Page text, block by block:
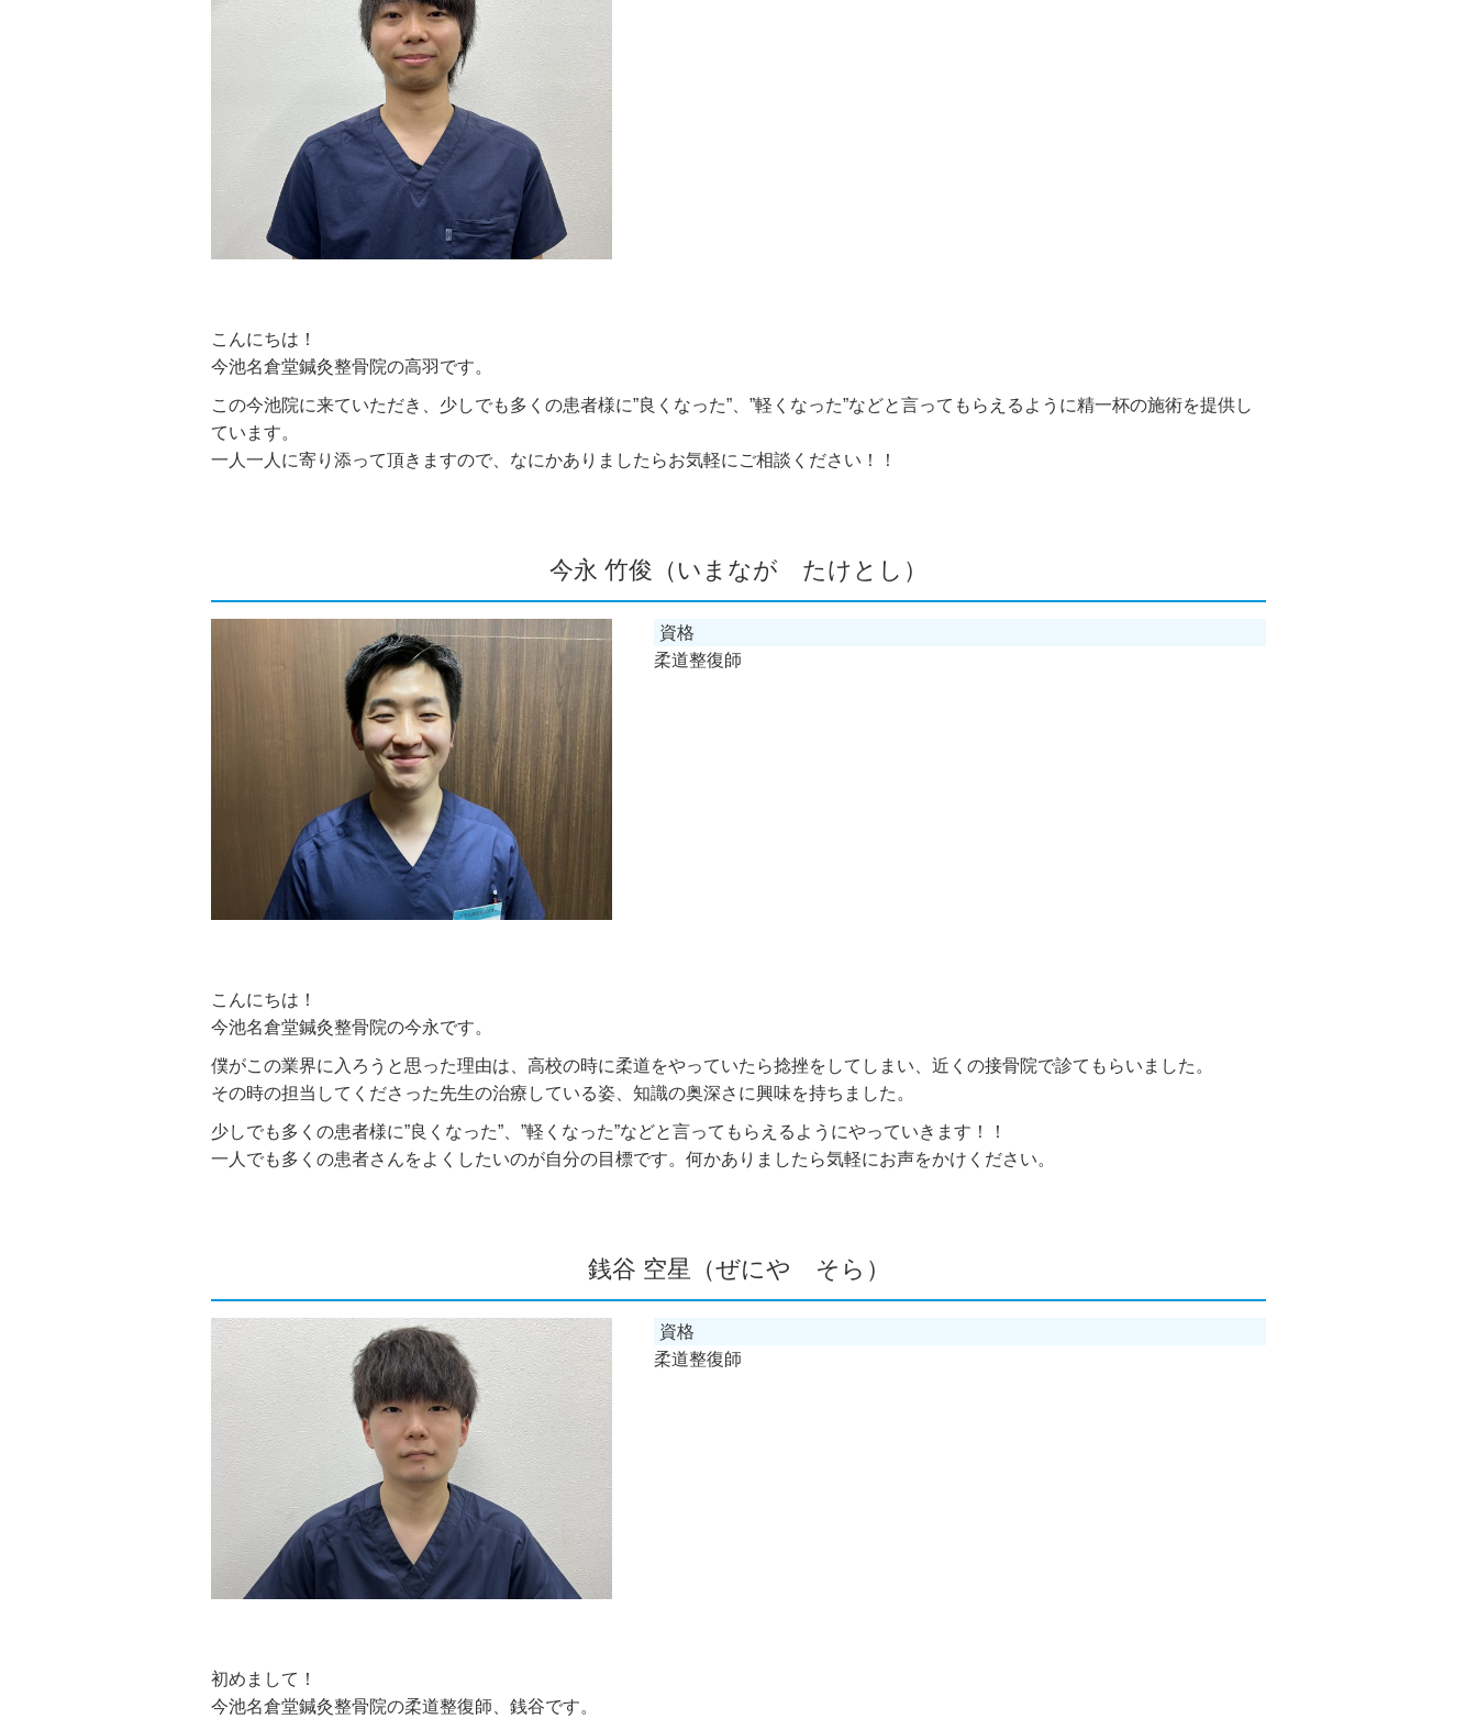
こんにちは！
今池名倉堂鍼灸整骨院の高羽です。
この今池院に来ていただき、少しでも多くの患者様に”良くなった”、”軽くなった”などと言ってもらえるように精一杯の施術を提供し
ています。
一人一人に寄り添って頂きますので、なにかありましたらお気軽にご相談ください！！
今永 竹俊（いまなが たけとし）
資格
柔道整復師
こんにちは！
今池名倉堂鍼灸整骨院の今永です。
僕がこの業界に入ろうと思った理由は、高校の時に柔道をやっていたら捻挫をしてしまい、近くの接骨院で診てもらいました。
その時の担当してくださった先生の治療している姿、知識の奥深さに興味を持ちました。
少しでも多くの患者様に”良くなった”、”軽くなった”などと言ってもらえるようにやっていきます！！
一人でも多くの患者さんをよくしたいのが自分の目標です。何かありましたら気軽にお声をかけください。
銭谷 空星（ぜにや そら）
資格
柔道整復師
初めまして！
今池名倉堂鍼灸整骨院の柔道整復師、銭谷です。